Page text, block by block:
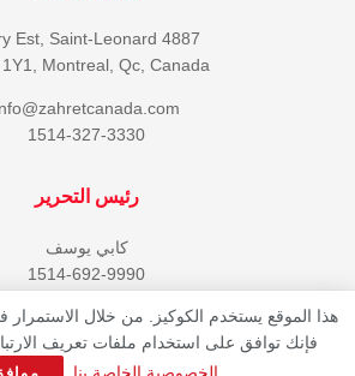
4887 Jarry Est, Saint-Leonard
1Y1, Montreal, Qc, Canada
1514-327-3330
رئيس التحرير
كابي يوسف
1514-692-9990
هذا الموقع يستخدم الكوكيز. من خلال الاستمرار
فإنك توافق على استخدام ملفات تعريف